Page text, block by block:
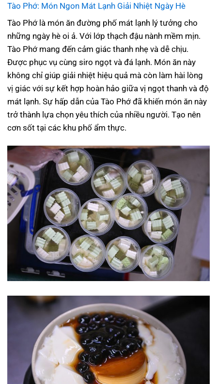
Tào Phớ: Món Ngon Mát Lạnh Giải Nhiệt Ngày Hè
Tào Phớ là món ăn đường phố mát lạnh lý tưởng cho
những ngày hè oi ả. Với lớp thạch đậu nành mềm mịn.
Tào Phớ mang đến cảm giác thanh nhẹ và dễ chịu.
Được phục vụ cùng siro ngọt và đá lạnh. Món ăn này
không chỉ giúp giải nhiệt hiệu quả mà còn làm hài lòng
vị giác với sự kết hợp hoàn hảo giữa vị ngọt thanh và độ
mát lạnh. Sự hấp dẫn của Tào Phớ đã khiến món ăn này
trở thành lựa chọn yêu thích của nhiều người. Tạo nên
cơn sốt tại các khu phố ẩm thực.